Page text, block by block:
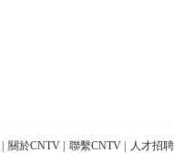
關於CNTV 聯繫CNTV 人才招聘